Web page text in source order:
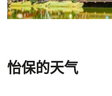
怡保的天气